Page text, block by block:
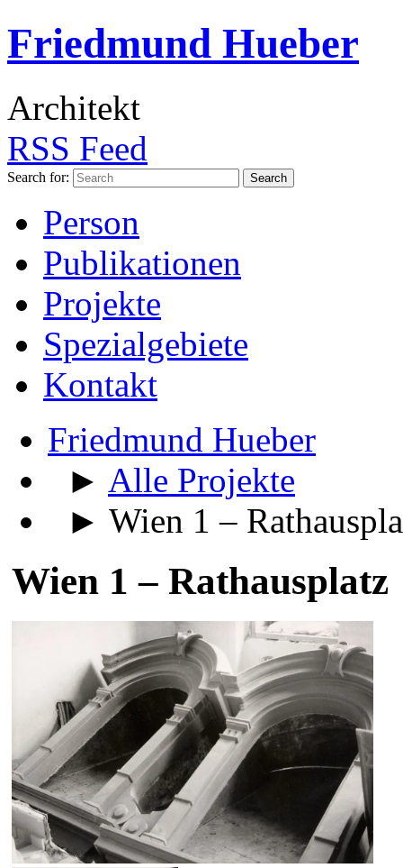
Friedmund Hueber
Architekt
RSS Feed
Search for:
Person
Publikationen
Projekte
Spezialgebiete
Kontakt
Friedmund Hueber
► Alle Projekte
► Wien 1 –
Wien 1 – Rathausplatz